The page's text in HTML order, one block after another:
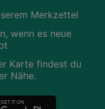
Merkzettel
wenn es neue
Karte findest du
Nähe.